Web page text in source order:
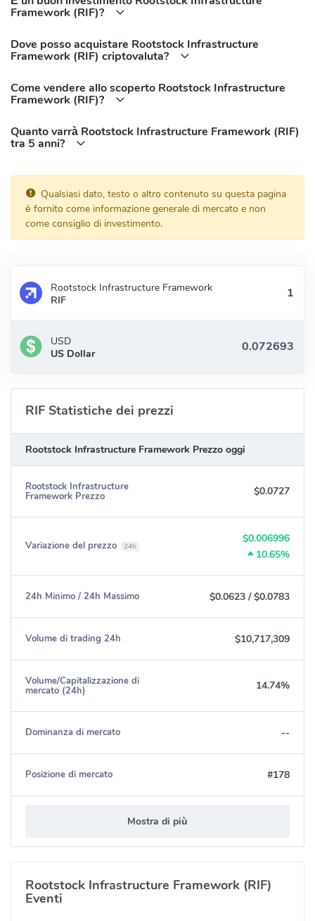
Framework (RIF)?
Dove posso acquistare Rootstock Infrastructure
Framework (RIF) criptovaluta?
Come vendere allo scoperto Rootstock Infrastructure
Framework (RIF)?
Quanto varrà Rootstock Infrastructure Framework (RIF)
tra 5 anni?
Qualsiasi dato, testo o altro contenuto su questa pagina
è fornito come informazione generale di mercato e non
come consiglio di investimento.
Rootstock Infrastructure Framework
RIF
USD
US Dollar
RIF Statistiche dei prezzi
Rootstock Infrastructure Framework Prezzo oggi
Rootstock Infrastructure
Framework Prezzo $0.0727
Variazione del prezzo 24h
$0.006996
10.65%
24h Minimo / 24h Massimo $0.0623 /$0.0783
Volume di trading 24h $10,717,309
Volume/Capitalizzazione di
mercato (24h) 14.74%
Dominanza di mercato --
Posizione di mercato #178
Mostra di più
Rootstock Infrastructure Framework (RIF)
Eventi